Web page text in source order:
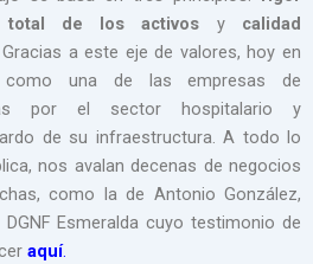
total de los activos y calidad
a este eje de valores, hoy en
como una de las empresas de
por el sector hospitalario y
de su infraestructura. A todo lo
nos avalan decenas de negocios
como la de Antonio González,
Esmeralda cuyo testimonio de
aquí.